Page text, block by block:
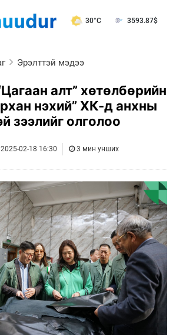
30°C 3593.87$
Эрэлттэй мэдээ
алт” хөтөлбөрийн
нэхий” ХК-д анхны
зээлийг олголоо
2025-02-18 16:30 3 мин унших